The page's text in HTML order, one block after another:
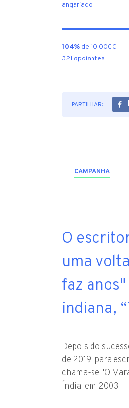
angariado
104% de 10 000€
321 apoiantes
PARTILHAR:
CAMPANHA
O
uma
faz
indiana,
Depois do
de 2019, para
chama-se "O
Índia, em 2003.